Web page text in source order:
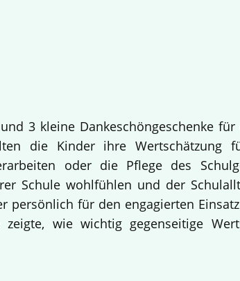
3 kleine Dankeschöngeschenke
die Kinder ihre Wertschätzung
oder die Pflege des
Schule wohlfühlen und der
persönlich für den engagierten
wie wichtig gegenseitige